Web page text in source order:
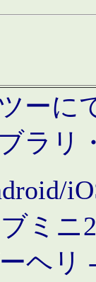
ーに
ラリ
ミニ
ヘリ